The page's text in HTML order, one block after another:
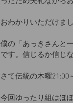
おわかりいただけま
僕の「あっきさんと
です。信じるか信じ
さて伝統の木曜
今回ゆったり組はほ